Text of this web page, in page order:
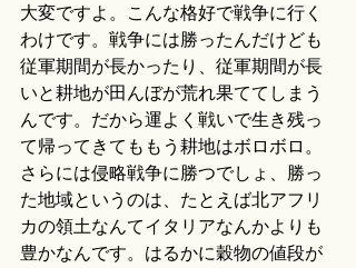
大変ですよ。こんな格好で戦争に行く
わけです。戦争には勝ったんだけども
従軍期間が長かったり、従軍期間が長
いと耕地が田んぼが荒れ果ててしまう
んです。だから運よく戦いで生き残っ
て帰ってきてももう耕地はボロボロ。
さらには侵略戦争に勝つでしょ、勝っ
た地域というのは、たとえば北アフリ
カの領土なんてイタリアなんかよりも
豊かなんです。はるかに穀物の値段が